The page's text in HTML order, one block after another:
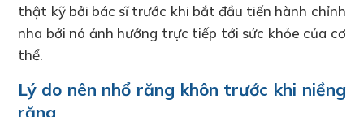
thật kỹ bởi bác sĩ trước khi bắt đầu tiến hành chỉnh
nha bởi nó ảnh hưởng trực tiếp tới sức khỏe của cơ
thể.
Lý do nên nhổ răng khôn trước khi niềng
răng